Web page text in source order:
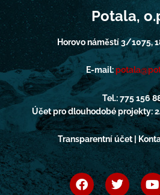
Potala,
Horovo náměstí 3/1075,
E-mail:
Tel.: 775 156
Účet pro dlouhodobé projekty:
Transparentní účet |
F
a
T
w
Y
o